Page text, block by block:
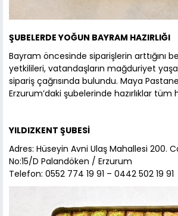
ŞUBELERDE YOĞUN BAYRAM HAZIRLIĞI
Bayram öncesinde siparişlerin arttığını
yetkilileri, vatandaşların mağduriyet
sipariş çağrısında bulundu. Maya
Erzurum’daki şubelerinde hazırlıklar tüm
YILDIZKENT ŞUBESİ
Adres: Hüseyin Avni Ulaş Mahallesi 200.
No:15/D Palandöken / Erzurum
Telefon: 0552 774 19 91 – 0442 502 19 91